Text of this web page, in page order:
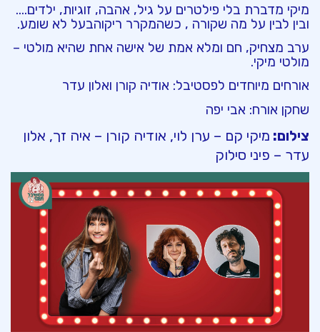
מיקי מדברת בלי פילטרים על גיל, אהבה, זוגיות, ילדים…
.
ובין לבין על מה שקורה , כשהמקרר ריקוהבעל לא שומע.
ערב מצחיק, חם ומלא אמת של אישה אחת שהיא מולטי –
מולטי מיקי.
אורחים מיוחדים לפסטיבל: אודיה קורן ואלון עדר
שחקן אורח: אבי יפה
צילום: מיקי קם – ערן לוי, אודיה קורן – איה זך, אלון
עדר – פיני סילוק